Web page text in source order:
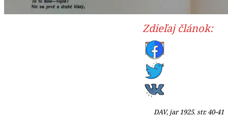
Zdieľaj článok:
DAV, jar 1925, str. 40-41